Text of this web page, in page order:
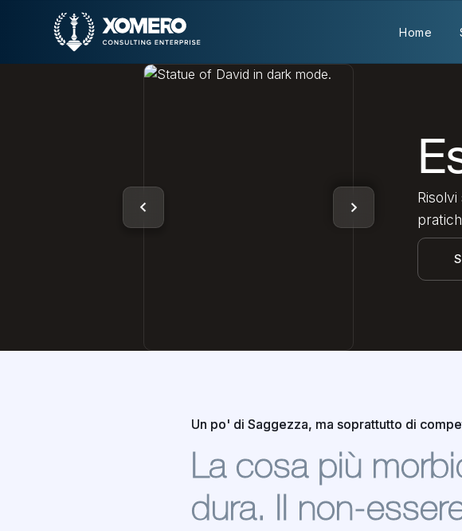
Home
Un po' di Saggezza, ma soprattutto di
La cosa più
dura. Il non-